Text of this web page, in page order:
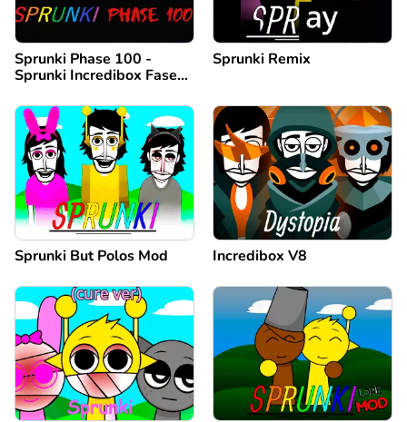
Sprunki Phase 100 -
Sprunki Incredibox Fase
Sprunki Remix
Sprunki But Polos Mod Incredibox V8